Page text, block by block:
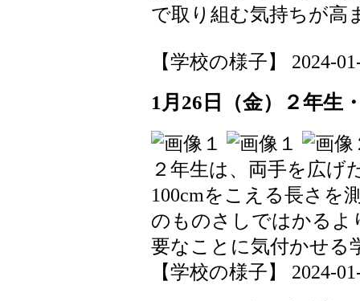
で取り組む気持ちが高
【学校の様子】 2024-
1月26日（金）２年生
２年生は、両手を広げ
100cmをこえる長さを
のものさしではかるよ
要なことに気付かせる
【学校の様子】 2024-